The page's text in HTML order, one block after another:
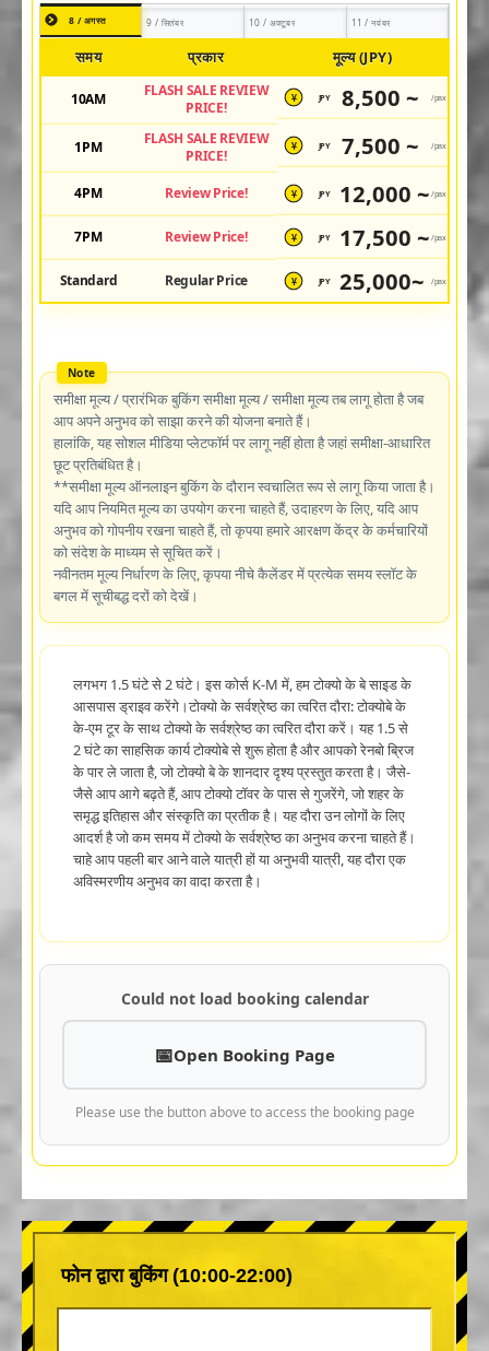
8 / अगस्त 9 / सितंबर 10 / अक्टूबर 11 / नवंबर
समय प्रकार मूल्य (JPY)
10AM
FLASH SALE REVIEW
PRICE!
¥ JPY 8,500 ~ /pax
1PM
FLASH SALE REVIEW
PRICE!
¥ JPY 7,500 ~ /pax
4PM Review Price! ¥ JPY 12,000 ~ /pax
7PM Review Price! ¥ JPY 17,500 ~ /pax
Standard Regular Price ¥ JPY 25,000~ /pax
समीक्षा मूल्य / प्रारंभिक बुकिंग समीक्षा मूल्य / समीक्षा मूल्य तब लागू होता है जब
आप अपने अनुभव को साझा करने की योजना बनाते हैं।
हालांकि, यह सोशल मीडिया प्लेटफॉर्म पर लागू नहीं होता है जहां समीक्षा-आधारित
छूट प्रतिबंधित है।
**समीक्षा मूल्य ऑनलाइन बुकिंग के दौरान स्वचालित रूप से लागू किया जाता है।
यदि आप नियमित मूल्य का उपयोग करना चाहते हैं, उदाहरण के लिए, यदि आप
अनुभव को गोपनीय रखना चाहते हैं, तो कृपया हमारे आरक्षण केंद्र के कर्मचारियों
को संदेश के माध्यम से सूचित करें।
नवीनतम मूल्य निर्धारण के लिए, कृपया नीचे कैलेंडर में प्रत्येक समय स्लॉट के
बगल में सूचीबद्ध दरों को देखें।
लगभग 1.5 घंटे से 2 घंटे। इस कोर्स K-M में, हम टोक्यो के बे साइड के
आसपास ड्राइव करेंगे।टोक्यो के सर्वश्रेष्ठ का त्वरित दौरा: टोक्योबे के
के-एम टूर के साथ टोक्यो के सर्वश्रेष्ठ का त्वरित दौरा करें। यह 1.5 से
2 घंटे का साहसिक कार्य टोक्योबे से शुरू होता है और आपको रेनबो ब्रिज
के पार ले जाता है, जो टोक्यो बे के शानदार दृश्य प्रस्तुत करता है। जैसे-
जैसे आप आगे बढ़ते हैं, आप टोक्यो टॉवर के पास से गुजरेंगे, जो शहर के
समृद्ध इतिहास और संस्कृति का प्रतीक है। यह दौरा उन लोगों के लिए
आदर्श है जो कम समय में टोक्यो के सर्वश्रेष्ठ का अनुभव करना चाहते हैं।
चाहे आप पहली बार आने वाले यात्री हों या अनुभवी यात्री, यह दौरा एक
अविस्मरणीय अनुभव का वादा करता है।
Could not load booking calendar
Open Booking Page
Please use the button above to access the booking page
फोन द्वारा बुकिंग (10:00-22:00)